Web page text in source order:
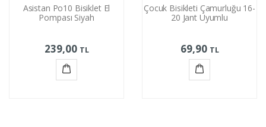
Asistan Po10 Bisiklet El
Pompası Siyah
239,00 TL
Çocuk Bisikleti Çamurluğu 16-
20 Jant Uyumlu
69,90 TL